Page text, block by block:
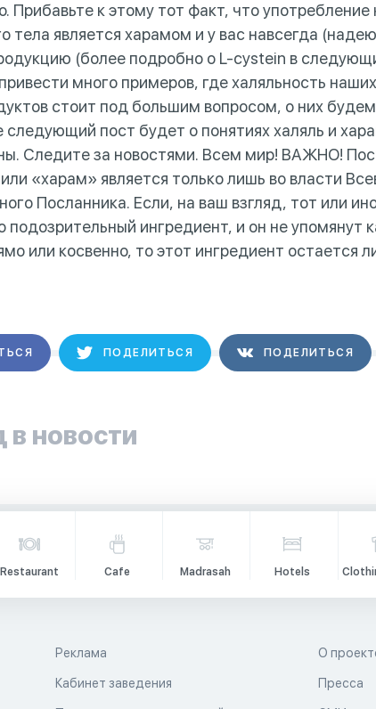
Прибавьте к этому тот факт, что
тела является харамом и у вас навсегда
(более подробно о L-cystein в
много примеров, где халяльность
стоит под большим вопросом, о них
пост будет о понятиях халяль и
Следите за новостями. Всем мир! ВАЖНО!
«харам» является только лишь во власти
Посланника. Если, на ваш взгляд, тот или
подозрительный ингредиент, и он не упомянут
или косвенно, то этот ингредиент
ПОДЕЛИТЬСЯ ПОДЕЛИТЬСЯ
в новости
Restaurant Cafe Madrasah Hotels
Реклама
Кабинет заведения
О
Пресса